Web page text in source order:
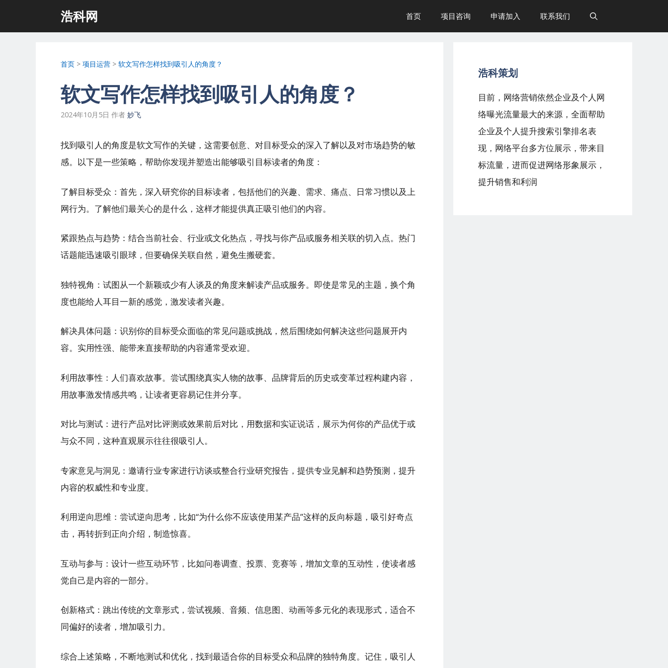
浩科网 首页 项目咨询 申请加入 联系我们
首页 > 项目运营 > 软文写作怎样找到吸引人的角度？
软文写作怎样找到吸引人的角度？
2024年10月5日 作者 妙飞
找到吸引人的角度是软文写作的关键，这需要创意、对目标受众的深入了解以及对市场趋势的敏
感。以下是一些策略，帮助你发现并塑造出能够吸引目标读者的角度：
了解目标受众：首先，深入研究你的目标读者，包括他们的兴趣、需求、痛点、日常习惯以及上
网行为。了解他们最关心的是什么，这样才能提供真正吸引他们的内容。
紧跟热点与趋势：结合当前社会、行业或文化热点，寻找与你产品或服务相关联的切入点。热门
话题能迅速吸引眼球，但要确保关联自然，避免生搬硬套。
独特视角：试图从一个新颖或少有人谈及的角度来解读产品或服务。即使是常见的主题，换个角
度也能给人耳目一新的感觉，激发读者兴趣。
解决具体问题：识别你的目标受众面临的常见问题或挑战，然后围绕如何解决这些问题展开内
容。实用性强、能带来直接帮助的内容通常受欢迎。
利用故事性：人们喜欢故事。尝试围绕真实人物的故事、品牌背后的历史或变革过程构建内容，
用故事激发情感共鸣，让读者更容易记住并分享。
对比与测试：进行产品对比评测或效果前后对比，用数据和实证说话，展示为何你的产品优于或
与众不同，这种直观展示往往很吸引人。
专家意见与洞见：邀请行业专家进行访谈或整合行业研究报告，提供专业见解和趋势预测，提升
内容的权威性和专业度。
利用逆向思维：尝试逆向思考，比如“为什么你不应该使用某产品”这样的反向标题，吸引好奇点
击，再转折到正向介绍，制造惊喜。
互动与参与：设计一些互动环节，比如问卷调查、投票、竞赛等，增加文章的互动性，使读者感
觉自己是内容的一部分。
创新格式：跳出传统的文章形式，尝试视频、音频、信息图、动画等多元化的表现形式，适合不
同偏好的读者，增加吸引力。
综合上述策略，不断地测试和优化，找到最适合你的目标受众和品牌的独特角度。记住，吸引人
浩科策划
目前，网络营销依然企业及个人网
络曝光流量最大的来源，全面帮助
企业及个人提升搜索引擎排名表
现，网络平台多方位展示，带来目
标流量，进而促进网络形象展示，
提升销售和利润